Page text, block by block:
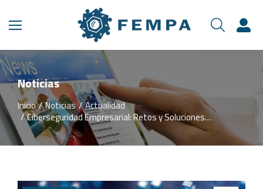
Noticias
Estás aquí:
Inicio Noticias
Actualidad
Ciberseguridad Empresarial: Retos y Soluciones…